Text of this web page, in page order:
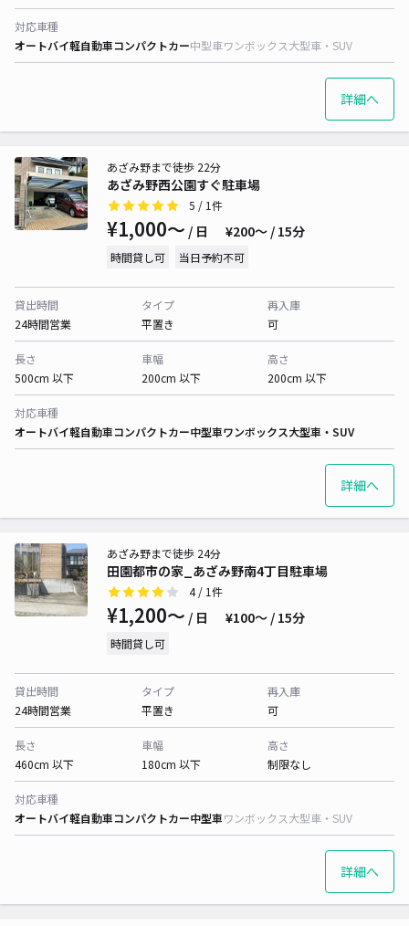
対応車種
オートバイ軽自動車コンパクトカー中型車ワンボックス大型車・SUV
詳細へ
あざみ野西公園すぐ駐車場
あざみ野まで徒歩 22分
5 / 1件
¥1,000〜 / 日 ¥200〜 / 15分
時間貸し可 当日予約不可
貸出時間
24時間営業
タイプ
平置き
再入庫
可
長さ
500cm 以下
車幅
200cm 以下
高さ
200cm 以下
対応車種
オートバイ軽自動車コンパクトカー中型車ワンボックス大型車・SUV
詳細へ
田園都市の家_あざみ野南4丁目駐車場
あざみ野まで徒歩 24分
4/ 1件
¥1,200〜 / 日 ¥100〜 / 15分
時間貸し可
貸出時間
24時間営業
タイプ
平置き
再入庫
可
長さ
460cm 以下
車幅
180cm 以下
高さ
制限なし
対応車種
オートバイ軽自動車コンパクトカー中型車ワンボックス大型車・SUV
詳細へ